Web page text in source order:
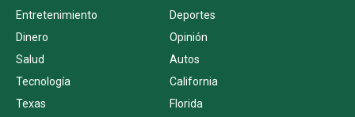
Entretenimiento
Deportes
Dinero
Opinión
Salud
Autos
Tecnología
California
Texas
Florida